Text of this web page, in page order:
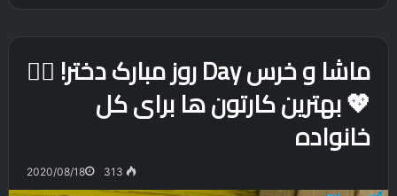
ماشا و خرس Day روز مبارک دختر! 👱‍♀️
💖 بهترین کارتون ها برای کل
خانواده
2020/08/18